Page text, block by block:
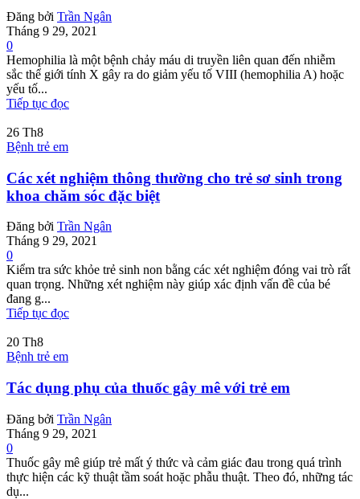
Đăng bởi Trần Ngân
Tháng 9 29, 2021
0
Hemophilia là một bệnh chảy máu di truyền liên quan đến nhiễm
sắc thể giới tính X gây ra do giảm yếu tố VIII (hemophilia A) hoặc
yếu tố...
Tiếp tục đọc
26 Th8
Bệnh trẻ em
Các xét nghiệm thông thường cho trẻ sơ sinh trong
khoa chăm sóc đặc biệt
Đăng bởi Trần Ngân
Tháng 9 29, 2021
0
Kiểm tra sức khỏe trẻ sinh non bằng các xét nghiệm đóng vai trò rất
quan trọng. Những xét nghiệm này giúp xác định vấn đề của bé
đang g...
Tiếp tục đọc
20 Th8
Bệnh trẻ em
Tác dụng phụ của thuốc gây mê với trẻ em
Đăng bởi Trần Ngân
Tháng 9 29, 2021
0
Thuốc gây mê giúp trẻ mất ý thức và cảm giác đau trong quá trình
thực hiện các kỹ thuật tầm soát hoặc phẫu thuật. Theo đó, những tác
dụ...